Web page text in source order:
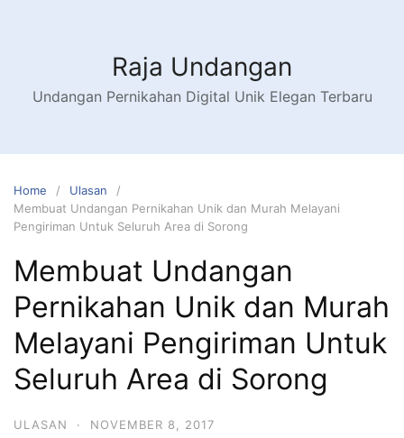
Raja Undangan
Undangan Pernikahan Digital Unik Elegan Terbaru
Home
Ulasan
Membuat Undangan Pernikahan Unik dan Murah Melayani
Pengiriman Untuk Seluruh Area di Sorong
Membuat Undangan
Pernikahan Unik dan Murah
Melayani Pengiriman Untuk
Seluruh Area di Sorong
ULASAN · NOVEMBER 8, 2017